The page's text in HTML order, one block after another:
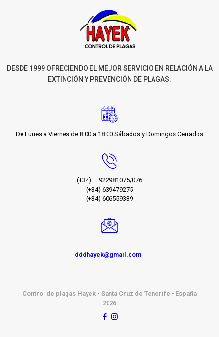
DESDE 1999 OFRECIENDO EL MEJOR SERVICIO EN RELACIÓN A LA
EXTINCIÓN Y PREVENCIÓN DE PLAGAS.
De Lunes a Viernes de 8:00 a 18:00 Sábados y Domingos Cerrados
(+34) – 922981075/076
(+34) 639479275
(+34) 606559339
dddhayek@gmail.com
Control de plagas Hayek - Santa Cruz de Tenerife - España
2026